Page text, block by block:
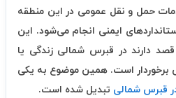
حمل و نقل عمومی در این منطقه
ایمنی انجام می‌شود. این
قصد دارند در قبرس شمالی زندگی یا
برخوردار است. همین موضوع به یکی
قبرس شمالی تبدیل شده است.